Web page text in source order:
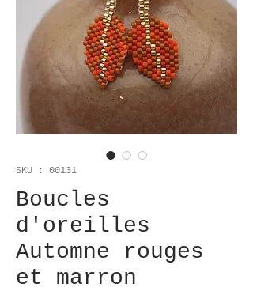
SKU : 00131
Boucles
d'oreilles
Automne rouges
et marron